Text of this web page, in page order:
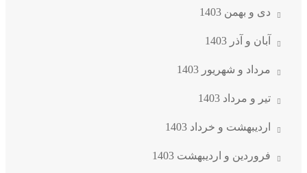
دی و بهمن 1403
آبان و آذر 1403
مرداد و شهریور 1403
تیر و مرداد 1403
اردیبهشت و خرداد 1403
فروردین و اردیبهشت 1403